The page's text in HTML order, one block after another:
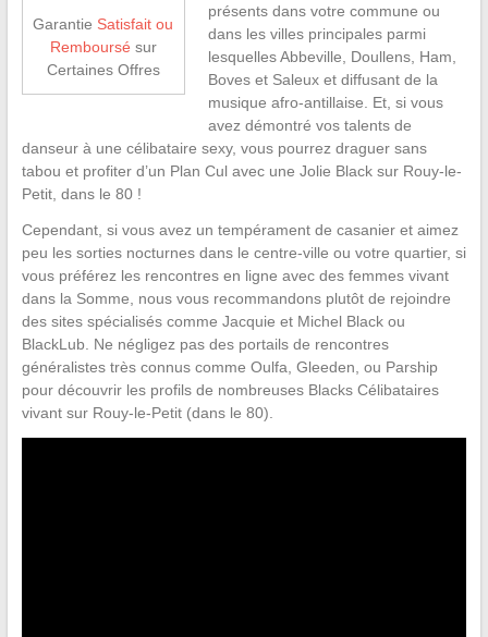
Garantie Satisfait ou
Remboursé sur
Certaines Offres
présents dans votre commune ou
dans les villes principales parmi
lesquelles Abbeville, Doullens, Ham,
Boves et Saleux et diffusant de la
musique afro-antillaise. Et, si vous
avez démontré vos talents de
danseur à une célibataire sexy, vous pourrez draguer sans
tabou et profiter d’un Plan Cul avec une Jolie Black sur Rouy-le-
Petit, dans le 80 !
Cependant, si vous avez un tempérament de casanier et aimez
peu les sorties nocturnes dans le centre-ville ou votre quartier, si
vous préférez les rencontres en ligne avec des femmes vivant
dans la Somme, nous vous recommandons plutôt de rejoindre
des sites spécialisés comme Jacquie et Michel Black ou
BlackLub. Ne négligez pas des portails de rencontres
généralistes très connus comme Oulfa, Gleeden, ou Parship
pour découvrir les profils de nombreuses Blacks Célibataires
vivant sur Rouy-le-Petit (dans le 80).